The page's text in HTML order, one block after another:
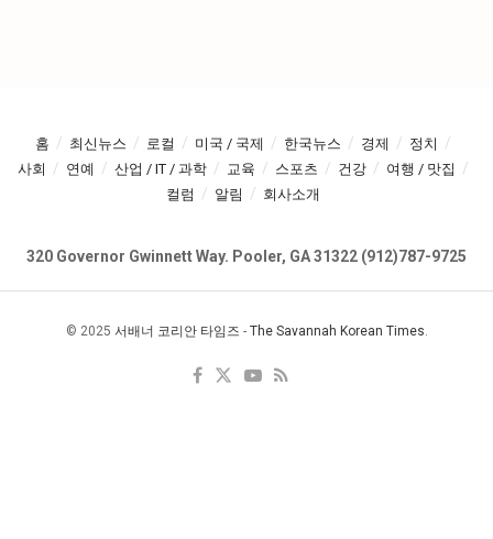
홈 최신뉴스 로컬 미국 / 국제 한국뉴스 경제
정치
사회
연예 산업 / IT / 과학 교육 스포츠 건강
여행 / 맛집
컬럼
알림 회사소개
320 Governor Gwinnett Way. Pooler, GA 31322 (912)787-9725
© 2025 서배너 코리안 타임즈 - The Savannah Korean Times.